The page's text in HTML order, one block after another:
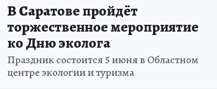
В Саратове пройдёт
торжественное мероприятие
ко Дню эколога
Праздник состоится 5 июня в Областном
центре экологии и туризма